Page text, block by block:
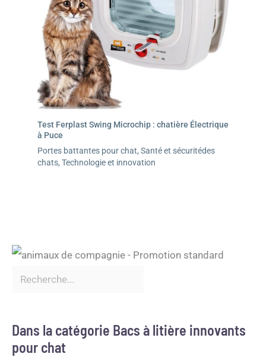
Test Ferplast Swing Microchip : chatière Électrique
à Puce
Portes battantes pour chat, Santé et sécuritédes
chats, Technologie et innovation
Dans la catégorie Bacs à litière innovants
pour chat